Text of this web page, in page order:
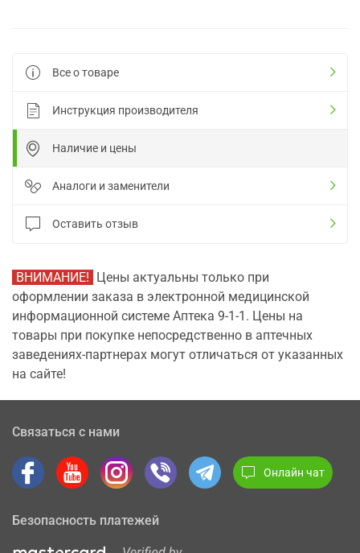
Все о товаре
Инструкция производителя
Наличие и цены
Аналоги и заменители
Оставить отзыв
ВНИМАНИЕ! Цены актуальны только при
оформлении заказа в электронной медицинской
информационной системе Аптека 9-1-1. Цены на
товары при покупке непосредственно в аптечных
заведениях-партнерах могут отличаться от указанных
на сайте!
Связаться с нами
Онлайн чат
Безопасность платежей